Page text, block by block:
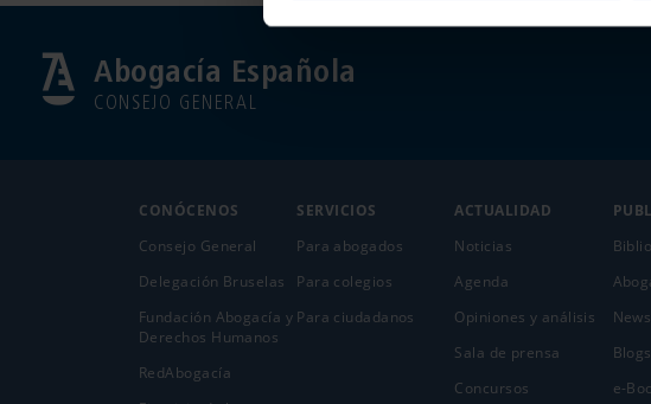
Abogacía Española
CONSEJO GENERAL
CONÓCENOS
Consejo General
Delegación Bruselas
Fundación Abogacía y
Derechos Humanos
RedAbogacía
SERVICIOS
Para abogados
Para colegios
Para ciudadanos
ACTUALIDAD
Noticias
Agenda
Opiniones y análisis
Sala de prensa
Concursos
Blogs
e-